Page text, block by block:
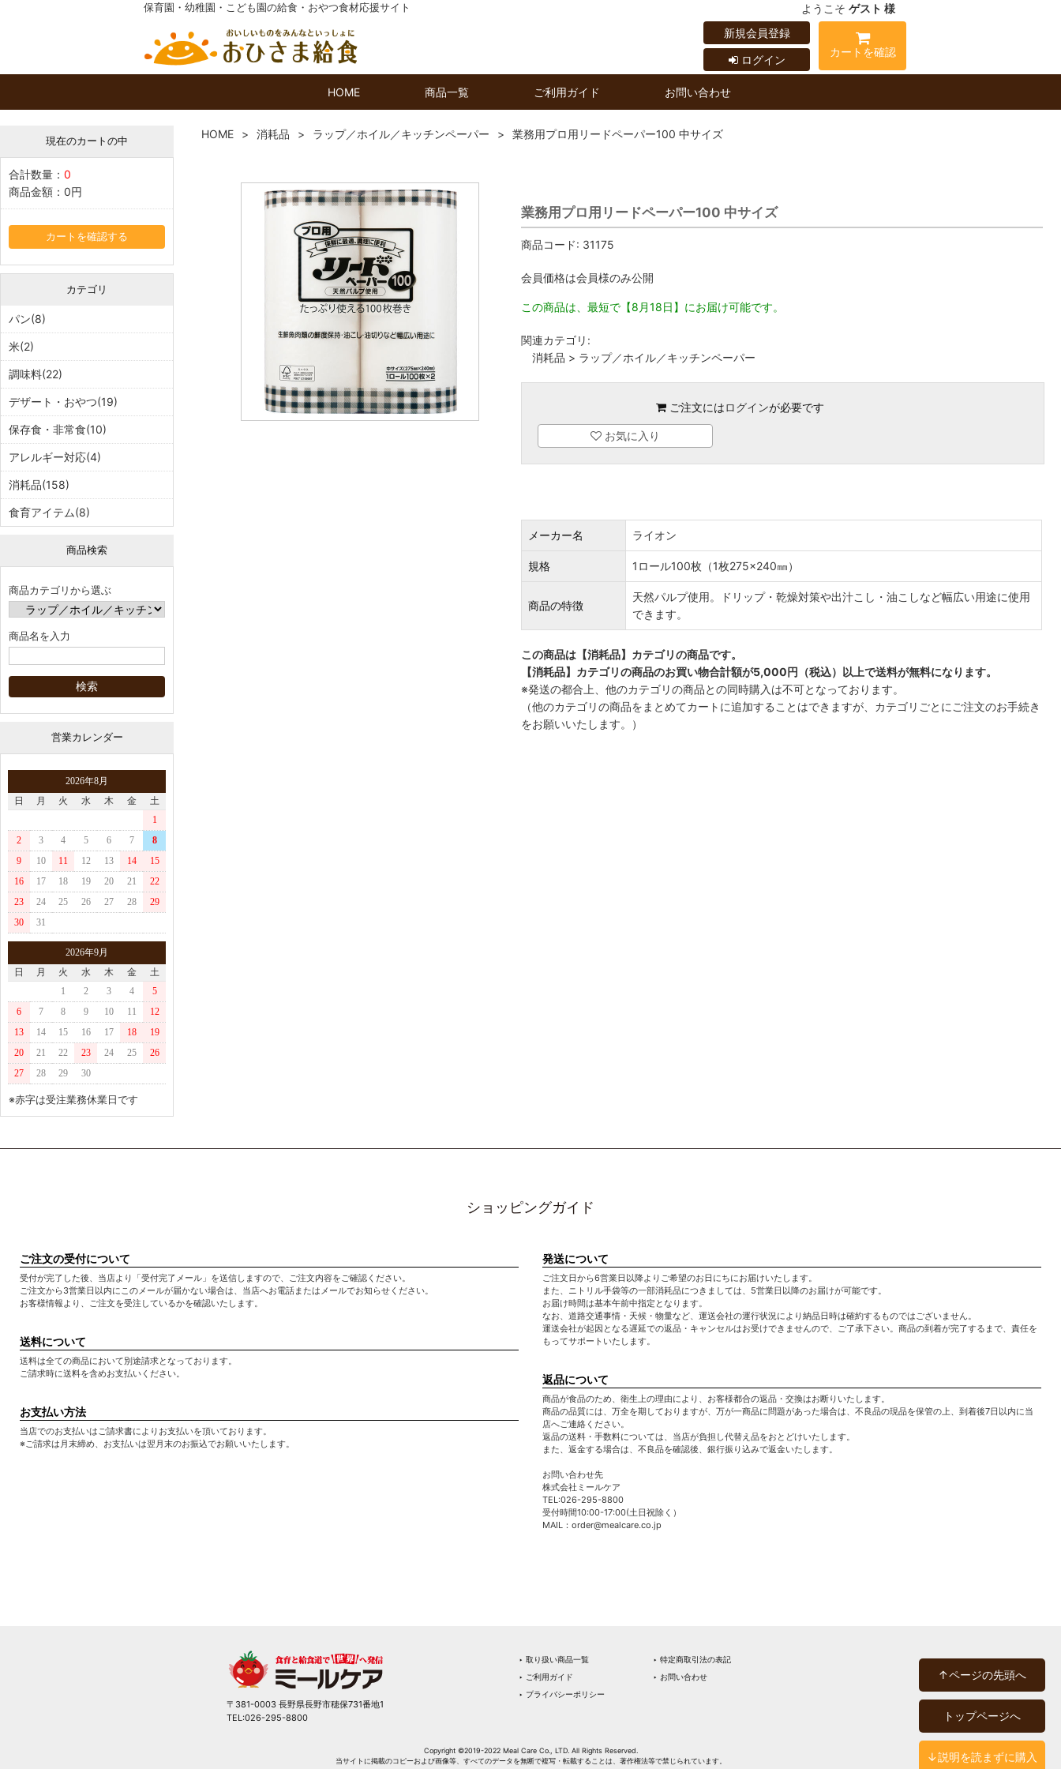
保育園・幼稚園・こども園の給食・おやつ食材応援サイト ようこそ ゲスト 様
新規会員登録
ログイン
カートを確認
HOME 商品一覧 ご利用ガイド お問い合わせ
現在のカートの中
合計数量： 0
商品金額： 0円
カートを確認する
カテゴリ
パン(8)
米(2)
調味料(22)
デザート・おやつ(19)
保存食・非常食(10)
アレルギー対応(4)
消耗品(158)
食育アイテム(8)
商品検索
商品カテゴリから選ぶ
商品名を入力
営業カレンダー
2026年8月
日
月 火 水 木 金
土
1
2
3 4 5 6 7
8
9
10 11 12 13 14
15
16
17 18 19 20 21
22
23
24 25 26 27 28
29
30
31
2026年9月
日
月 火 水 木 金
土
1
2 3 4
5
6
7 8 9 10 11
12
13
14 15 16 17 18
19
20
21 22 23 24 25
26
27
28 29 30
※赤字は受注業務休業日です
HOME 消耗品 ラップ／ホイル／キッチンペーパー 業務用プロ用リードペーパー100 中サイズ
業務用プロ用リードペーパー100 中サイズ
商品コード: 31175
会員価格は会員様のみ公開
この商品は、最短で【8月18日】にお届け可能です。
関連カテゴリ:
消耗品 > ラップ／ホイル／キッチンペーパー
ご注文にはログインが必要です
お気に入り
メーカー名 ライオン
規格 1ロール100枚（1枚275×240㎜）
商品の特徴
天然パルプ使用。ドリップ・乾燥対策や出汁こし・油こしなど幅広い用途に使用
できます。
この商品は【消耗品】カテゴリの商品です。
【消耗品】カテゴリの商品のお買い物合計額が5,000円（税込）以上で送料が無料になります。
※発送の都合上、他のカテゴリの商品との同時購入は不可となっております。
（他のカテゴリの商品をまとめてカートに追加することはできますが、カテゴリごとにご注文のお手続き
をお願いいたします。）
↑ページの先頭へ
トップページへ
↓説明を読まずに購入
ショッピングガイド
ご注文の受付について
受付が完了した後、当店より「受付完了メール」を送信しますので、ご注文内容をご確認ください。
ご注文から3営業日以内にこのメールが届かない場合は、当店へお電話またはメールでお知らせください。
お客様情報より、ご注文を受注しているかを確認いたします。
送料について
送料は全ての商品において別途請求となっております。
ご請求時に送料を含めお支払いください。
お支払い方法
当店でのお支払いはご請求書によりお支払いを頂いております。
※ご請求は月末締め、お支払いは翌月末のお振込でお願いいたします。
発送について
ご注文日から6営業日以降よりご希望のお日にちにお届けいたします。
また、ニトリル手袋等の一部消耗品につきましては、5営業日以降のお届けが可能です。
お届け時間は基本午前中指定となります。
なお、道路交通事情・天候・物量など、運送会社の運行状況により納品日時は確約するものではございません。
運送会社が起因となる遅延での返品・キャンセルはお受けできませんので、ご了承下さい。商品の到着が完了するまで、責任を
もってサポートいたします。
返品について
商品が食品のため、衛生上の理由により、お客様都合の返品・交換はお断りいたします。
商品の品質には、万全を期しておりますが、万が一商品に問題があった場合は、不良品の現品を保管の上、到着後7日以内に当
店へご連絡ください。
返品の送料・手数料については、当店が負担し代替え品をおとどけいたします。
また、返金する場合は、不良品を確認後、銀行振り込みで返金いたします。
お問い合わせ先
株式会社ミールケア
TEL:026-295-8800
受付時間10:00-17:00(土日祝除く）
MAIL：order@mealcare.co.jp
〒381-0003 長野県長野市穂保731番地1
TEL:026-295-8800
‣ 取り扱い商品一覧
‣ ご利用ガイド
‣ プライバシーポリシー
‣ 特定商取引法の表記
‣ お問い合わせ
Copyright ©2019-2022 Meal Care Co., LTD. All Rights Reserved.
当サイトに掲載のコピーおよび画像等、すべてのデータを無断で複写・転載することは、著作権法等で禁じられています。